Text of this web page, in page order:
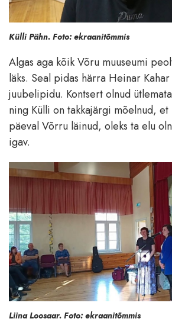
Külli Pähn. Foto: ekraanitõmmis
Algas aga kõik Võru muuseumi
läks. Seal pidas härra Heinar
juubelipidu. Kontsert olnud
ning Külli on takkajärgi mõelnud,
päeval Võrru läinud, oleks ta elu
igav.
Liina Loosaar. Foto: ekraanitõmmis